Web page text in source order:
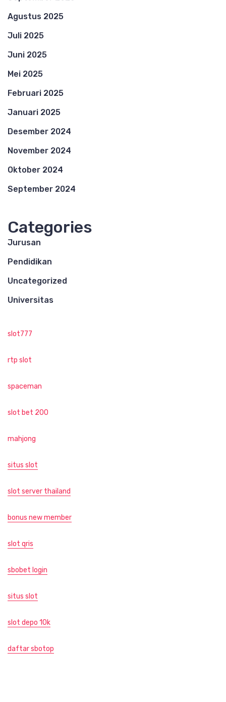
Agustus 2025
Juli 2025
Juni 2025
Mei 2025
Februari 2025
Januari 2025
Desember 2024
November 2024
Oktober 2024
September 2024
Categories
Jurusan
Pendidikan
Uncategorized
Universitas
slot777
rtp slot
spaceman
slot bet 200
mahjong
situs slot
slot server thailand
bonus new member
slot qris
sbobet login
situs slot
slot depo 10k
daftar sbotop